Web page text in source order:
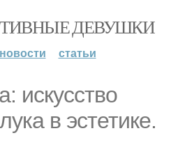
ДЕВУШКИ
новости статьи
искусство
в эстетике.